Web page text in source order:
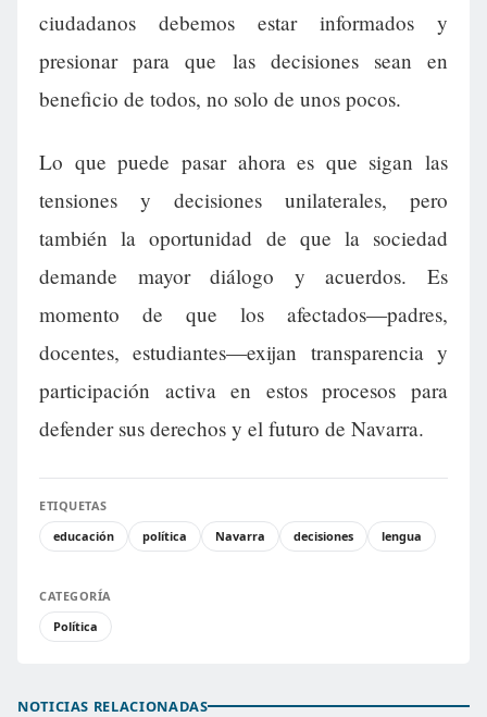
ciudadanos debemos estar informados y
presionar para que las decisiones sean en
beneficio de todos, no solo de unos pocos.
Lo que puede pasar ahora es que sigan las
tensiones y decisiones unilaterales, pero
también la oportunidad de que la sociedad
demande mayor diálogo y acuerdos. Es
momento de que los afectados—padres,
docentes, estudiantes—exijan transparencia y
participación activa en estos procesos para
defender sus derechos y el futuro de Navarra.
ETIQUETAS
educación
política Navarra decisiones lengua
CATEGORÍA
Política
NOTICIAS RELACIONADAS